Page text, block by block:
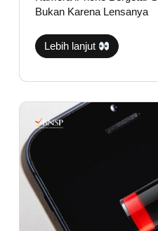
Bukan Karena Lensanya
Lebih lanjut
Semua
Baterai
Diagnosis
yang
Baik
dan
Benar